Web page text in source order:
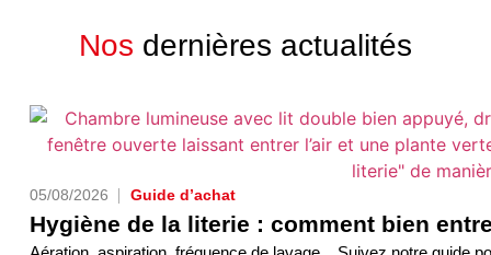
Nos dernières actualités
05/08/2026 Guide d’achat
Hygiène de la literie : comment bien